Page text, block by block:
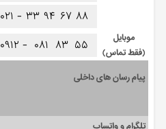
۰۲۱ - ۳۳ ۹۴ ۶۷ ۸۸
موبایل
(فقط تماس)
۰۹۱۲ - ۰۸۱ ۸۳ ۵۵
پیام رسان های داخلی
تلگرام و واتساپ